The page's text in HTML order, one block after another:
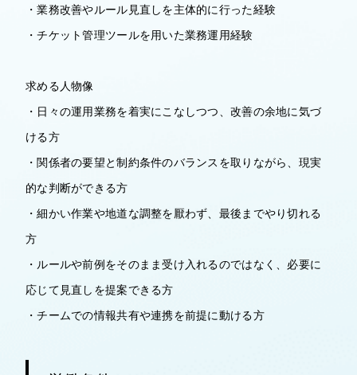
・業務改善やルール見直しを主体的に行った経験
・チケット管理ツールを用いた業務運用経験
求める人物像
・日々の運用業務を着実にこなしつつ、改善の余地に気づ
ける方
・関係者の要望と制約条件のバランスを取りながら、現実
的な判断ができる方
・細かい作業や地道な調整を厭わず、最後までやり切れる
方
・ルールや前例をそのまま受け入れるのではなく、必要に
応じて見直しを提案できる方
・チームでの情報共有や連携を前提に動ける方